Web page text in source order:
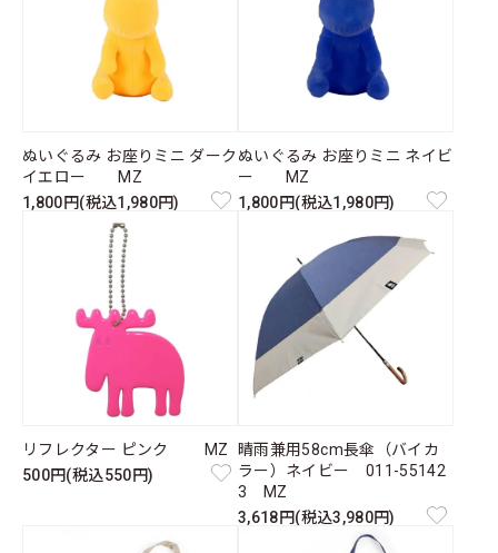
ぬいぐるみ お座りミニ ダーク
イエロー MZ
1,800円(税込1,980円)
ぬいぐるみ お座りミニ ネイビ
ー MZ
1,800円(税込1,980円)
リフレクター ピンク MZ
500円(税込550円)
晴雨兼用58cm長傘（バイカ
ラー）ネイビー 011-55142
3 MZ
3,618円(税込3,980円)